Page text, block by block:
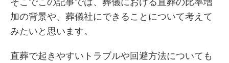
加の背景や、葬儀社にできることについて考えて
みたいと思います。
直葬で起きやすいトラブルや回避方法についても